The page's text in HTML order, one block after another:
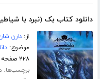
دانلود کتاب بک (نبرد با
از:دارن
موضوع:
۲۲۸ صفحه
برچسب‌ها: